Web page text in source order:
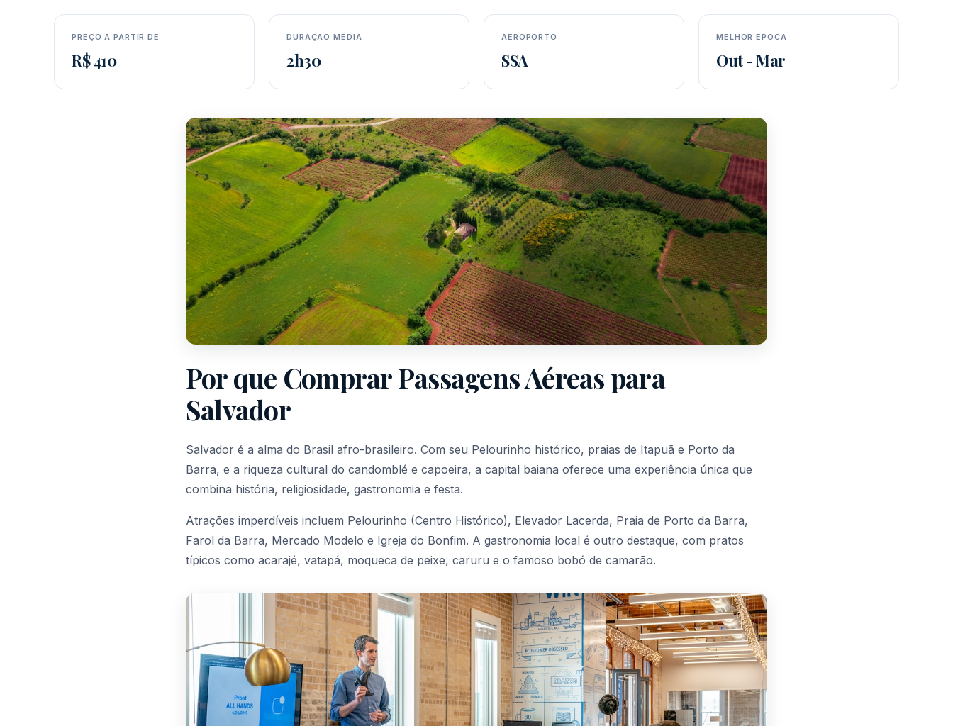
PREÇO A PARTIR DE
R$ 410
DURAÇÃO MÉDIA
2h30
AEROPORTO
SSA
MELHOR ÉPOCA
Out - Mar
Por que Comprar Passagens Aéreas para
Salvador
Salvador é a alma do Brasil afro-brasileiro. Com seu Pelourinho histórico, praias de Itapuã e Porto da
Barra, e a riqueza cultural do candomblé e capoeira, a capital baiana oferece uma experiência única que
combina história, religiosidade, gastronomia e festa.
Atrações imperdíveis incluem Pelourinho (Centro Histórico), Elevador Lacerda, Praia de Porto da Barra,
Farol da Barra, Mercado Modelo e Igreja do Bonfim. A gastronomia local é outro destaque, com pratos
típicos como acarajé, vatapá, moqueca de peixe, caruru e o famoso bobó de camarão.